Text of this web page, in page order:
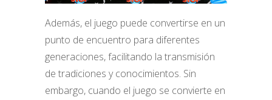
Además, el juego puede convertirse en un
punto de encuentro para diferentes
generaciones, facilitando la transmisión
de tradiciones y conocimientos. Sin
embargo, cuando el juego se convierte en